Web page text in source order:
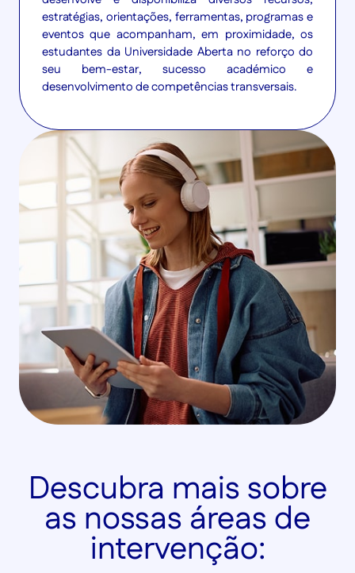
estratégias, orientações, ferramentas, programas e
eventos que acompanham, em proximidade, os
estudantes da Universidade Aberta no reforço do
seu bem-estar, sucesso académico e
desenvolvimento de competências transversais.
Descubra mais sobre
as nossas áreas de
intervenção: